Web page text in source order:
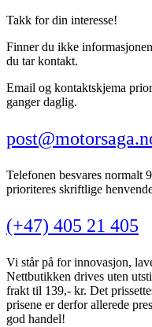
Takk for din interesse!
Finner du ikke
du tar kontakt.
Email og kontaktskjema
ganger daglig.
Telefonen besvares normalt
prioriteres skriftlige
(+47) 405 21 405
Vi står på for innovasjon,
Nettbutikken drives uten
frakt til 139,- kr. Det
prisene er derfor allerede
god handel!